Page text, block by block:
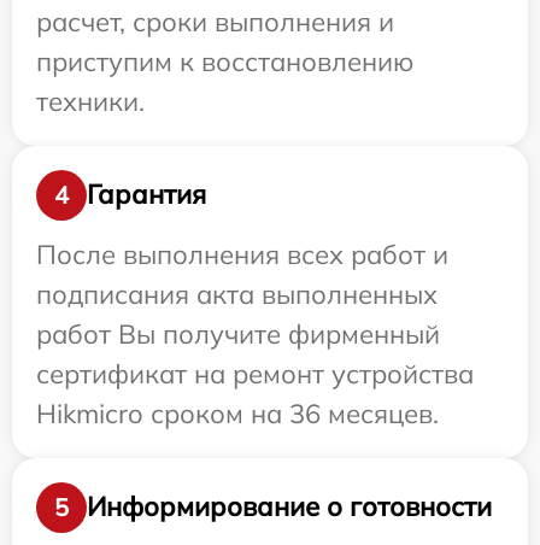
расчет, сроки выполнения и
приступим к восстановлению
техники.
4
Гарантия
После выполнения всех работ и
подписания акта выполненных
работ Вы получите фирменный
сертификат на ремонт устройства
Hikmicro сроком на 36 месяцев.
5
Информирование о готовности